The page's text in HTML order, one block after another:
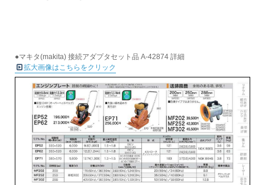
●マキタ(makita) 接続アダプタセット品 A-42874 詳細
拡大画像はこちらをクリック